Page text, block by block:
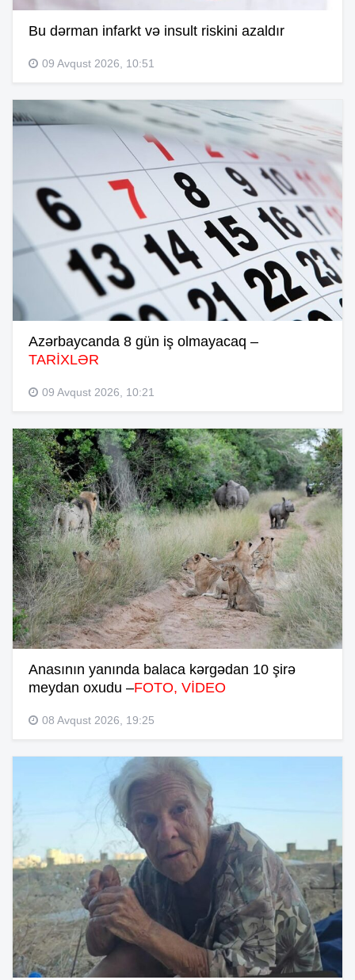
Bu dərman infarkt və insult riskini azaldır
09 Avqust 2026, 10:51
Azərbaycanda 8 gün iş olmayacaq –
TARİXLƏR
09 Avqust 2026, 10:21
Anasının yanında balaca kərgədan 10 şirə
meydan oxudu –FOTO, VİDEO
08 Avqust 2026, 19:25